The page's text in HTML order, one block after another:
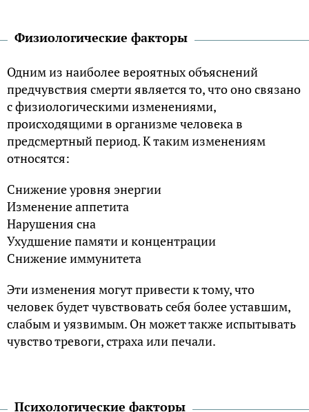
Физиологические факторы
Одним из наиболее вероятных объяснений
предчувствия смерти является то, что оно связано
с физиологическими изменениями,
происходящими в организме человека в
предсмертный период. К таким изменениям
относятся:
Снижение уровня энергии
Изменение аппетита
Нарушения сна
Ухудшение памяти и концентрации
Снижение иммунитета
Эти изменения могут привести к тому, что
человек будет чувствовать себя более уставшим,
слабым и уязвимым. Он может также испытывать
чувство тревоги, страха или печали.
Психологические факторы